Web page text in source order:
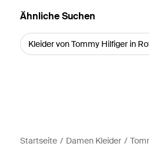
Ähnliche Suchen
Kleider von Tommy Hilfiger in
Startseite Damen Kleider